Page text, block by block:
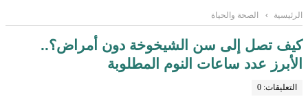
الرئيسية › الصحة والحياة
كيف تصل إلى سن الشيخوخة دون أمراض؟..
الأبرز عدد ساعات النوم المطلوبة
التعليقات: 0